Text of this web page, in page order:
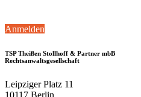
Anmelden
TSP Theißen Stollhoff & Partner mbB
Rechtsanwaltsgesellschaft
Leipziger Platz 11
10117 Berlin